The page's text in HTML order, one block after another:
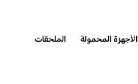
الأجهزة المحمولة الملحقات